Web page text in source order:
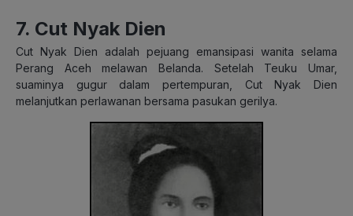
7. Cut Nyak Dien
Cut Nyak Dien adalah pejuang emansipasi wanita selama
Perang Aceh melawan Belanda. Setelah Teuku Umar,
suaminya gugur dalam pertempuran, Cut Nyak Dien
melanjutkan perlawanan bersama pasukan gerilya.